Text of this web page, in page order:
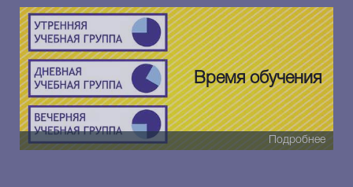
Время обучения
Подробнее